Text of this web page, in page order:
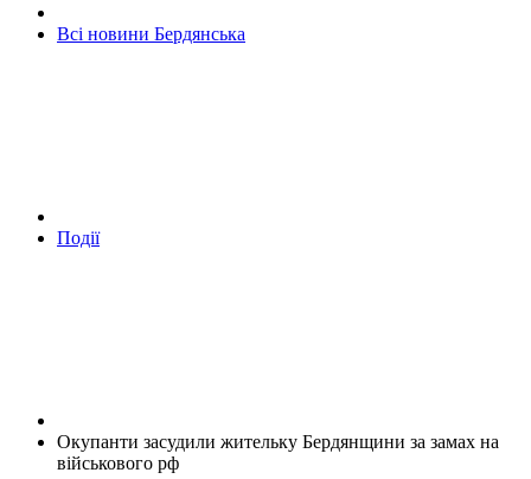
Всі новини Бердянська
Події
Окупанти засудили жительку Бердянщини за замах на
військового рф